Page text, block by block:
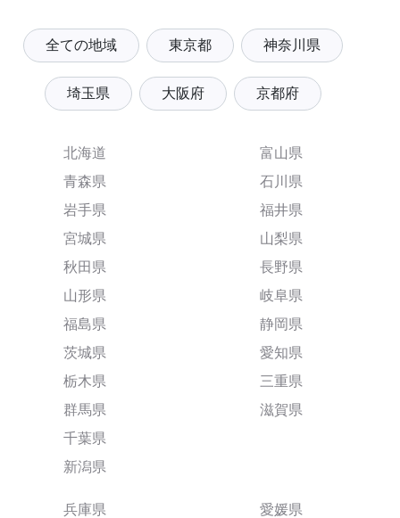
全ての地域 東京都 神奈川県
埼玉県 大阪府 京都府
北海道
青森県
岩手県
宮城県
秋田県
山形県
福島県
茨城県
栃木県
群馬県
千葉県
新潟県
富山県
石川県
福井県
山梨県
長野県
岐阜県
静岡県
愛知県
三重県
滋賀県
兵庫県
愛媛県